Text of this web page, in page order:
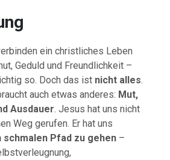
ein christliches Leben
Geduld und Freundlichkeit –
so. Doch das ist nicht alles.
auch etwas anderes: Mut,
Ausdauer. Jesus hat uns nicht
Weg gerufen. Er hat uns
schmalen Pfad zu gehen –